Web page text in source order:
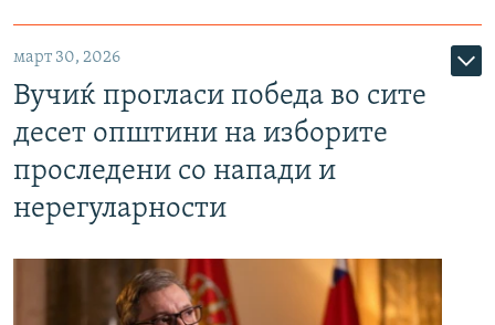
март 30, 2026
Вучиќ прогласи победа во сите
десет општини на изборите
проследени со напади и
нерегуларности